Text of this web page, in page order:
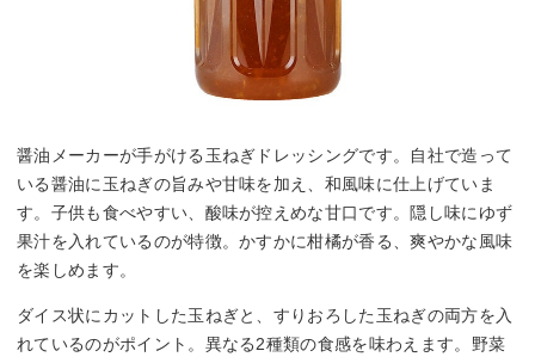
醤油メーカーが手がける玉ねぎドレッシングです。自社で造って
いる醤油に玉ねぎの旨みや甘味を加え、和風味に仕上げていま
す。子供も食べやすい、酸味が控えめな甘口です。隠し味にゆず
果汁を入れているのが特徴。かすかに柑橘が香る、爽やかな風味
を楽しめます。
ダイス状にカットした玉ねぎと、すりおろした玉ねぎの両方を入
れているのがポイント。異なる2種類の食感を味わえます。野菜